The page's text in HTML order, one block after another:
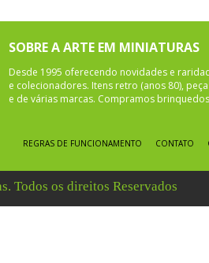
SOBRE A ARTE EM MINIATURAS
Desde 1995 oferecendo novidades e
e colecionadores. Itens retro (anos 80),
e de várias marcas. Compramos
REGRAS DE FUNCIONAMENTO CONTATO
Todos os direitos Reservados